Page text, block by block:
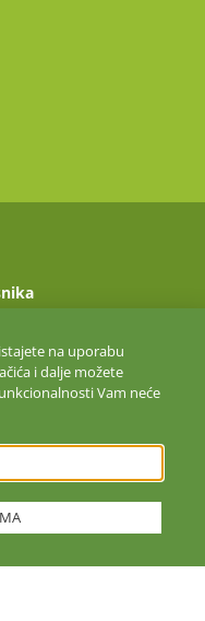
na uporabu
i dalje možete
Vam neće